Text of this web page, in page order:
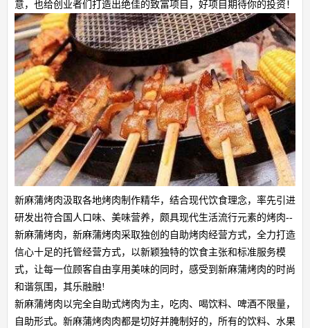
意，也给创业者们打造出绝佳的致富项目，好项目期待你的投资！
新麻蒲烤肉汲取各地烤肉制作精华，结合现代饮食理念，率先引进
研发出符合国人口味、美味营养，颇具现代生活流行元素的烤肉--
新麻蒲烤肉，新麻蒲烤肉采取独创的自助烤肉经营方式，全力打造
信心十足的托管经营方式，以新颖独特的饮食主张和标准服务模
式，让每一位顾客自由享用美味的同时，感受到新麻蒲烤肉的时尚
和谐氛围，其乐融融!
新麻蒲烤肉以完全自助式烤肉为主，吃肉、喝饮料、啤酒不限量，
自助形式。新麻蒲烤肉肉都是切好并腌制好的，所有的饮料、水果